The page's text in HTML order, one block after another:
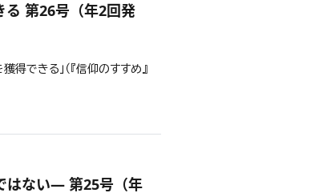
第26号（年2回発
できる」（『信仰のすすめ』
はない― 第25号（年